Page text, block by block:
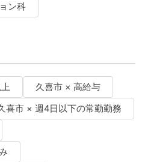
ン科
久喜市 × 高給与
喜市 × 週4日以下の常勤勤務